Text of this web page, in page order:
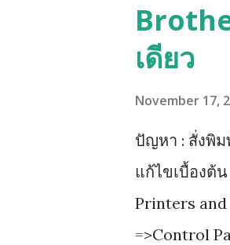
เดียว
November 17,
ปัญหา : สั่งพิม
แก้ไขเบื้องต้
Printers
=>Control